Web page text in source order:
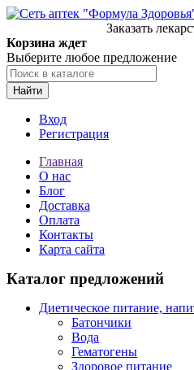
Заказать
Корзина ждет
Выберите любое предложение
Найти
Вход
Регистрация
Главная
О нас
Блог
Доставка
Оплата
Контакты
Карта сайта
Каталог предложений
Диетическое питание,
Батончики
Вода
Гематогены
Здоровое питание